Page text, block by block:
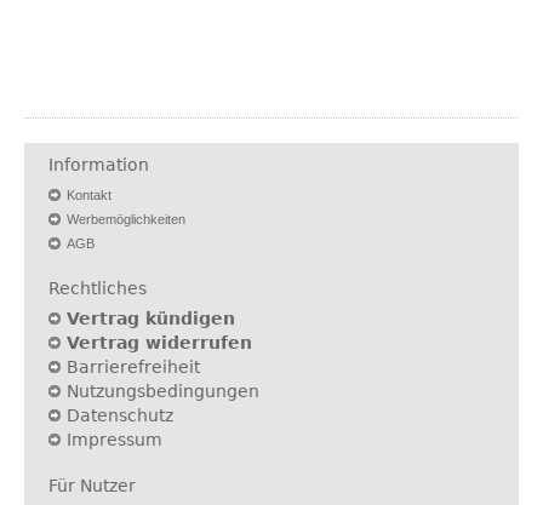
Information
Kontakt
Werbemöglichkeiten
AGB
Rechtliches
Vertrag kündigen
Vertrag widerrufen
Barrierefreiheit
Nutzungsbedingungen
Datenschutz
Impressum
Für Nutzer